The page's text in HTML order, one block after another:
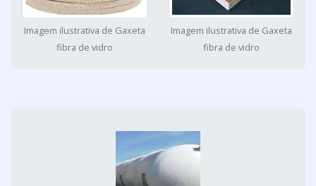
Imagem ilustrativa de Gaxeta
fibra de vidro
Imagem ilustrativa de Gaxeta
fibra de vidro